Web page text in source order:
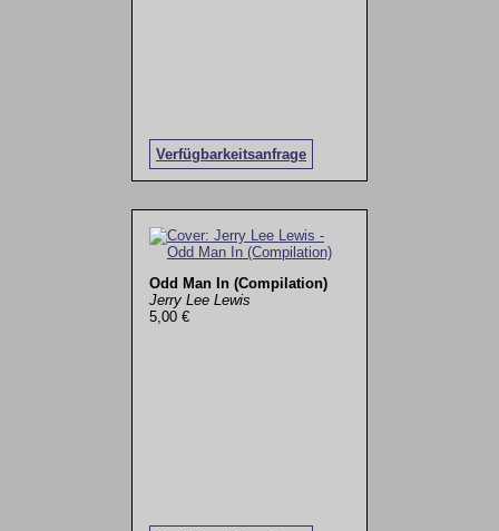
Verfügbarkeitsanfrage
Odd Man In (Compilation)
Jerry Lee Lewis
5,00 €